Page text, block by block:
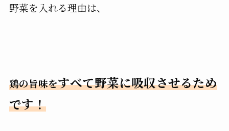
野菜を入れる理由は、
鶏の旨味をすべて野菜に吸収させるため
です！